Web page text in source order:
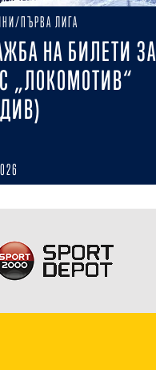
ПЪРВА ЛИГА
НА БИЛЕТИ ЗА
„ЛОКОМОТИВ“